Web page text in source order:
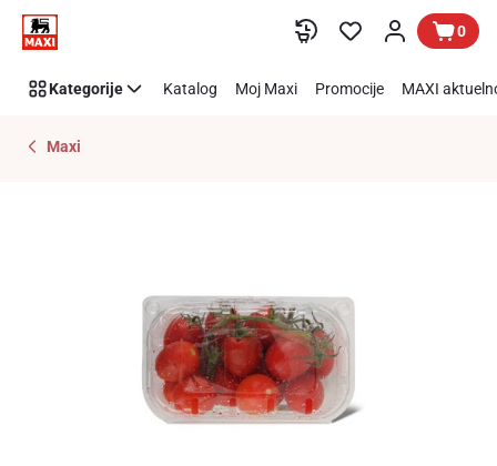
Preskoči link 0
Kategorije Katalog Moj Maxi Promocije MAXI
Maxi